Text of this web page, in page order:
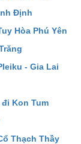
Định
Hòa Phú Yên
- Gia Lai
Kon Tum
Thạch Thầy